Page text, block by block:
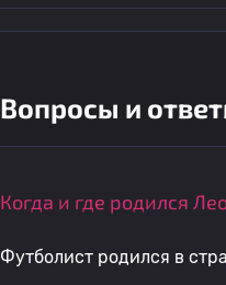
Вопросы и
Когда и где родился
Футболист родился в